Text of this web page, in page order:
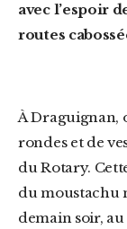
avec l’espoir
routes
ÀDraguignan,
rondes et de
du Rotary.
du moustachu
demain soir,